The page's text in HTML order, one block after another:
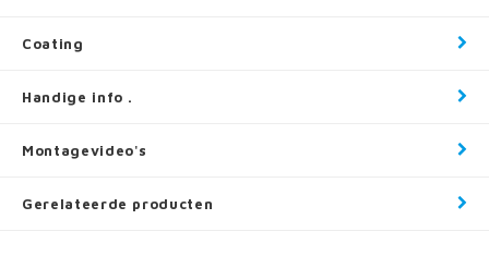
Coating
Handige info .
Montagevideo's
Gerelateerde producten